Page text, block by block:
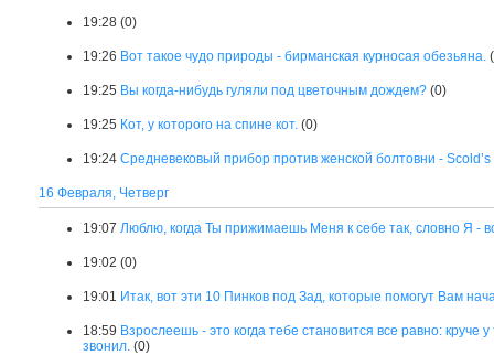
19:28 (0)
19:26 Вот такое чудо природы - бирманская курносая обезьяна.
19:25 Вы когда-нибудь гуляли под цветочным дождем? (0)
19:25 Кот, у которого на спине кот. (0)
19:24 Средневековый прибор против женской болтовни -
16 Февраля, Четверг
19:07 Люблю, когда Ты прижимаешь Меня к себе так, словно Я -
19:02 (0)
19:01 Итак, вот эти 10 Пинков под Зад, которые помогут Вам
18:59 Взрослеешь - это когда тебе становится все равно:
звонил. (0)